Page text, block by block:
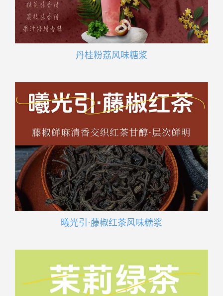
丹桂粉荔风味糖浆
曦光引·藤椒红茶风味糖浆